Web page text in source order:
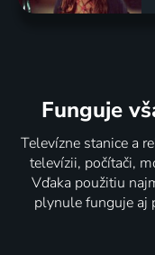
Funguje
Televízne stanice a
televízii, počítači,
Vďaka použitiu
plynule funguje aj